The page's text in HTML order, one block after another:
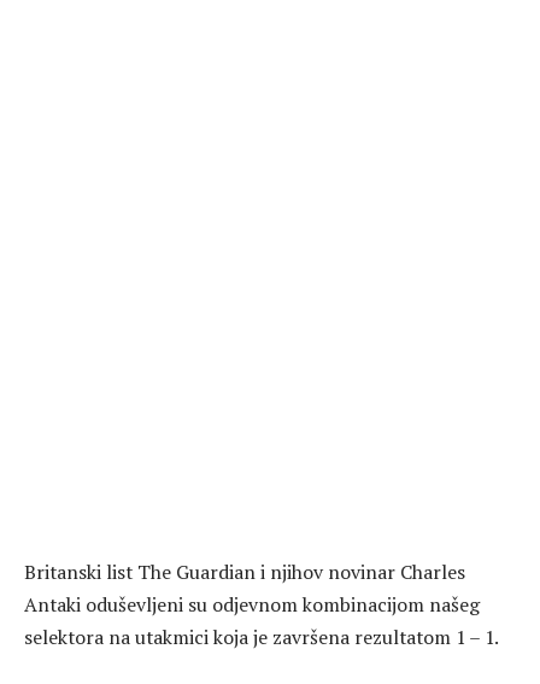
Britanski list The Guardian i njihov novinar Charles
Antaki oduševljeni su odjevnom kombinacijom našeg
selektora na utakmici koja je završena rezultatom 1 – 1.